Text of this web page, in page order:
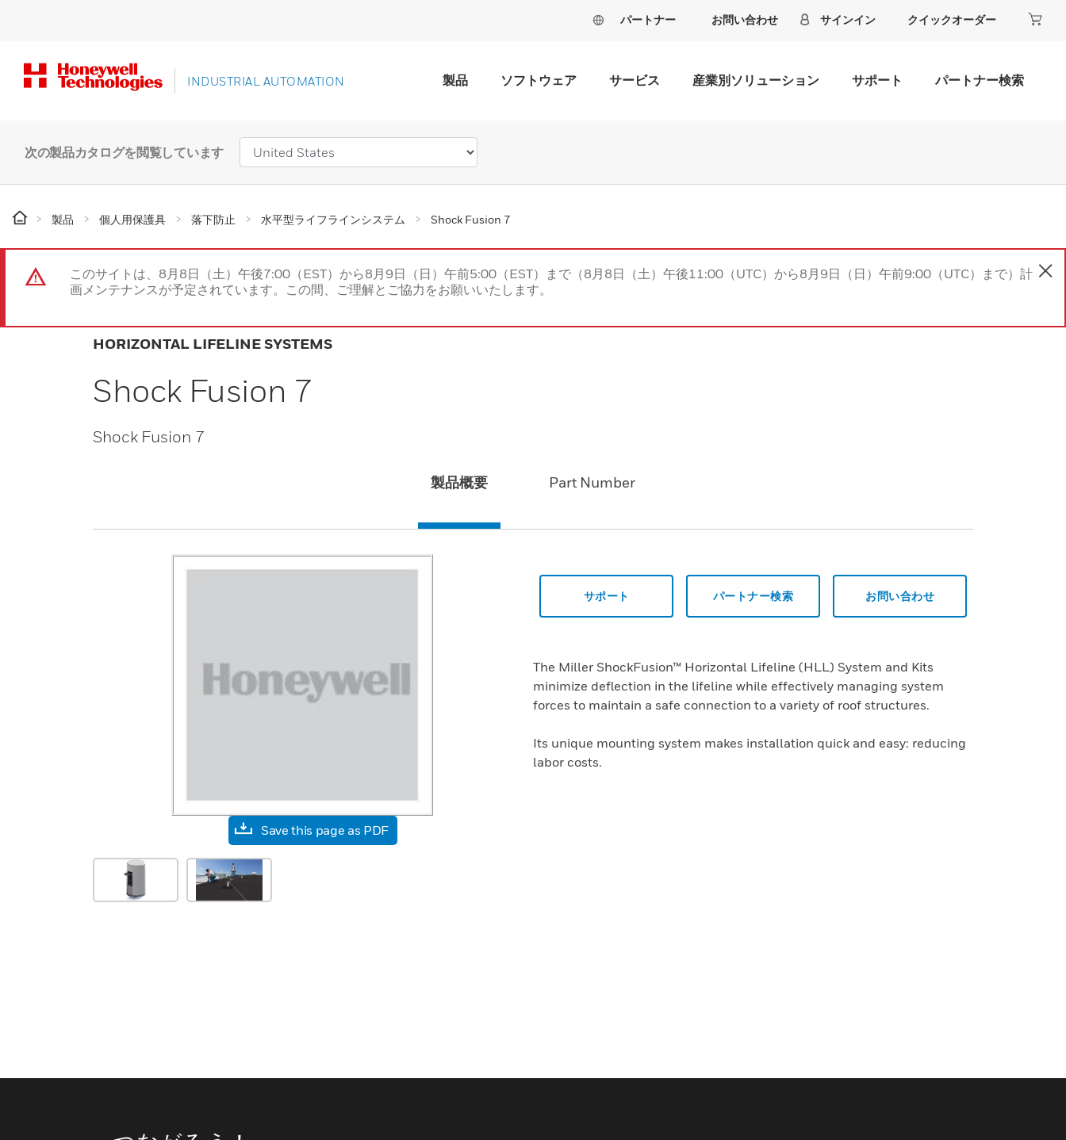
パートナー お問い合わせ サインイン クイックオーダー
INDUSTRIAL AUTOMATION 製品 ソフトウェア サービス 産業別ソリューション サポート パートナー検索
次の製品カタログを閲覧しています
製品 個人用保護具 落下防止 水平型ライフラインシステム Shock Fusion 7
このサイトは、8月8日（土）午後7:00（EST）から8月9日（日）午前5:00（EST）まで（8月8日（土）午後11:00（UTC）から8月9日（日）午前9:00（UTC）まで）計
画メンテナンスが予定されています。この間、ご理解とご協力をお願いいたします。
HORIZONTAL LIFELINE SYSTEMS
Shock Fusion 7
Shock Fusion 7
製品概要 Part Number
Save this page as PDF
サポート パートナー検索 お問い合わせ
The Miller ShockFusion™ Horizontal Lifeline (HLL) System and Kits
minimize deflection in the lifeline while effectively managing system
forces to maintain a safe connection to a variety of roof structures.
Its unique mounting system makes installation quick and easy: reducing
labor costs.